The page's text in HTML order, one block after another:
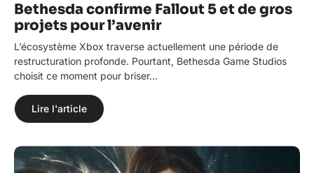
Bethesda confirme Fallout 5 et de gros
projets pour l’avenir
L’écosystème Xbox traverse actuellement une période de
restructuration profonde. Pourtant, Bethesda Game Studios
choisit ce moment pour briser…
Lire l'article